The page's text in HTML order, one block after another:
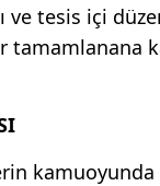
tesis içi
tamamlanana